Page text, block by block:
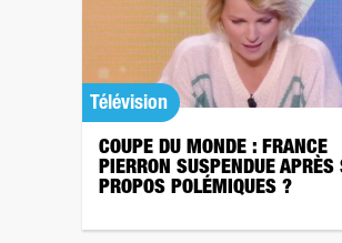
Télévision
COUPE DU MONDE : FRANCE
PIERRON SUSPENDUE APRÈS
PROPOS POLÉMIQUES ?